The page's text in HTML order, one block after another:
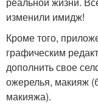
изменили имидж!
Кроме того,
графическим
дополнить свое
ожерелья, макияж
макияжа).